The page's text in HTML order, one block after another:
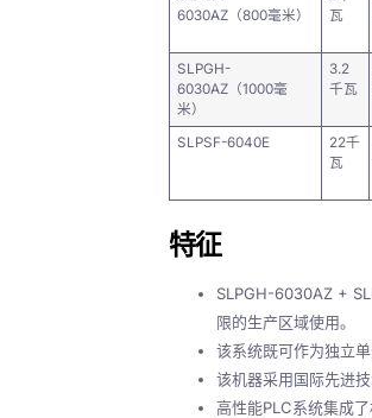
6030AZ（800毫米）
瓦
SLPGH-
6030AZ（1000毫
米）
3.2
千瓦
SLPSF-6040E
22千
瓦
特征
SLPGH-6030AZ +
限的生产区域使用。
该系统既可作为独立
该机器采用国际先进
高性能PLC系统集成